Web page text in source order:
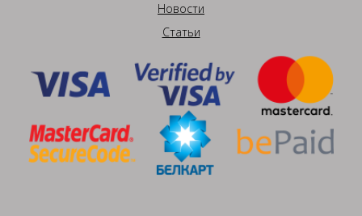
Новости
Статьи